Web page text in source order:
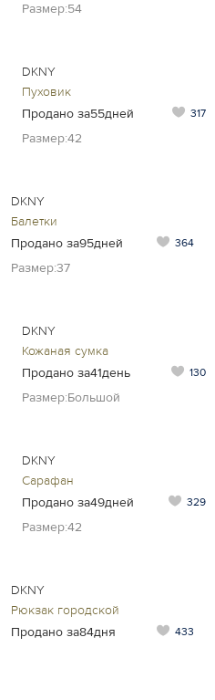
Размер:54
DKNY
Пуховик
Продано за55дней
317
Размер:42
DKNY
Балетки
Продано за95дней
364
Размер:37
DKNY
Кожаная сумка
Продано за41день
130
Размер:Большой
DKNY
Сарафан
Продано за49дней
329
Размер:42
DKNY
Рюкзак городской
Продано за84дня
433